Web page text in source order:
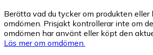
Berätta vad du tycker om produkten eller
omdömen. Prisjakt kontrollerar inte om
omdömen har använt eller köpt den
Läs mer om omdömen.